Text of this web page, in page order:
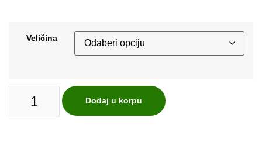
Veličina
Dodaj u korpu